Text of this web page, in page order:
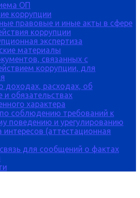
ОП
коррупции
правовые и иные акты в сфере
коррупции
экспертиза
материалы
связанных с
коррупции, для
доходах, расходах, об
и обязательствах
характера
соблюдению требований к
поведению и урегулированию
интересов (аттестационная
для сообщений о фактах